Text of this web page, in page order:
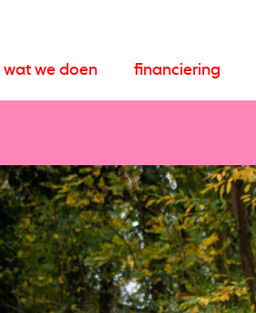
wat we doen financiering